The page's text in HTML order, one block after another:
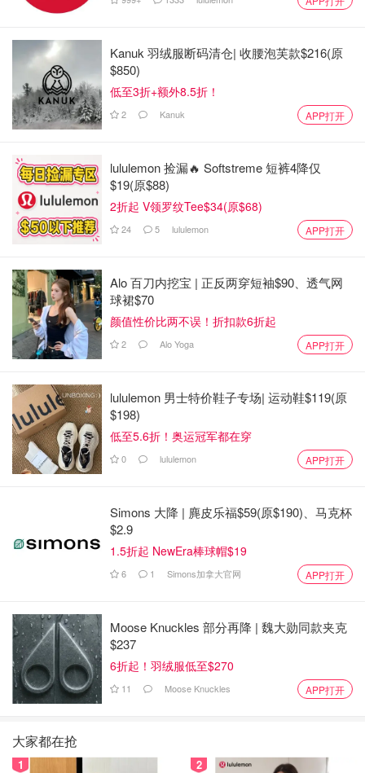
Kanuk 羽绒服断码清仓| 收腰泡芙款$216(原
$850)
低至3折+额外8.5折！
2 Kanuk APP打开
lululemon 捡漏🔥 Softstreme 短裤4降仅
$19(原$88)
2折起 V领罗纹Tee$34(原$68)
24 5 lululemon APP打开
Alo 百刀内挖宝 | 正反两穿短袖$90、透气网
球裙$70
颜值性价比两不误！折扣款6折起
2 Alo Yoga APP打开
lululemon 男士特价鞋子专场| 运动鞋$119(原
$198)
低至5.6折！奥运冠军都在穿
0 lululemon APP打开
Simons 大降 | 麂皮乐福$59(原$190)、马克杯
$2.9
1.5折起 NewEra棒球帽$19
6 1 Simons加拿大官网 APP打开
Moose Knuckles 部分再降 | 魏大勋同款夹克
$237
6折起！羽绒服低至$270
11 Moose Knuckles APP打开
大家都在抢
1 2